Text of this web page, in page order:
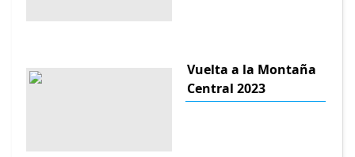
Vuelta a la Montaña
Central 2023